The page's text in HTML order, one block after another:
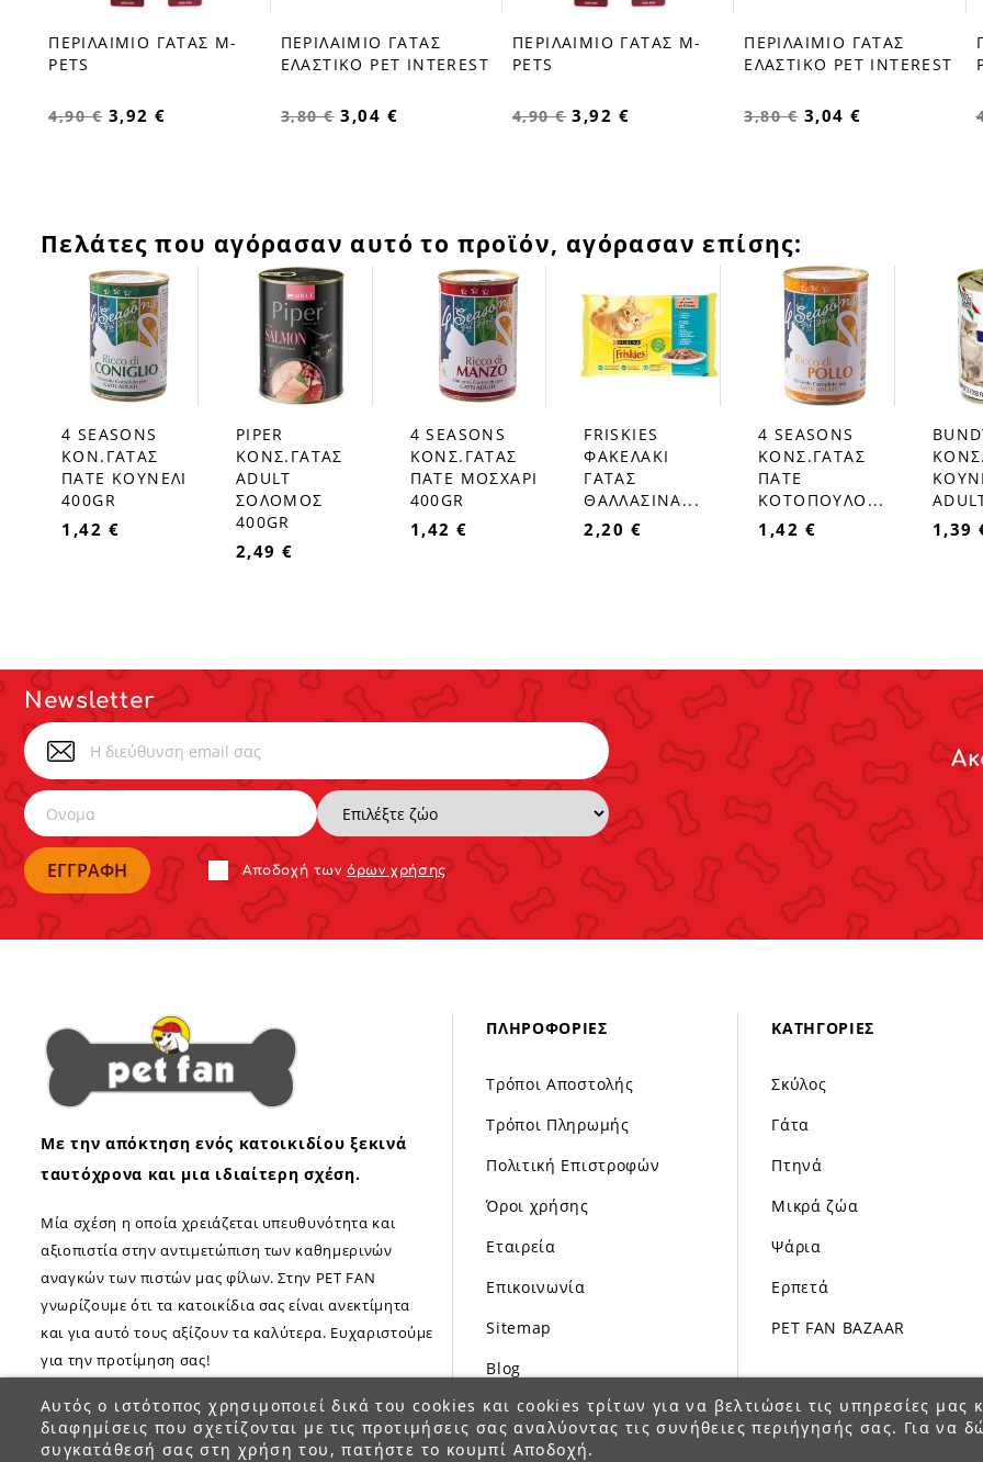
favorite_border
ΠΕΡΙΛΑΙΜΙΟ ΓΑΤΑΣ Μ-
PETS
4,90 € 3,92 €
favorite_border
ΠΕΡΙΛΑΙΜΙΟ ΓΑΤΑΣ
ΕΛΑΣΤΙΚΟ PET INTEREST
3,80 € 3,04 €
favorite_border
ΠΕΡΙΛΑΙΜΙΟ ΓΑΤΑΣ Μ-
PETS
4,90 € 3,92 €
favorite_border
ΠΕΡΙΛΑΙΜΙΟ ΓΑΤΑΣ
ΕΛΑΣΤΙΚΟ PET INTEREST
3,80 € 3,04 €
Πελάτες που αγόρασαν αυτό το προϊόν, αγόρασαν επίσης:
favorite_border
4 SEASONS
ΚΟΝ.ΓΑΤΑΣ
ΠΑΤΕ ΚΟΥΝΕΛΙ
400GR
1,42 €
favorite_border
PIPER
ΚΟΝΣ.ΓΑΤΑΣ
ADULT
ΣΟΛΟΜΟΣ
400GR
2,49 €
favorite_border
4 SEASONS
ΚΟΝΣ.ΓΑΤΑΣ
ΠΑΤΕ ΜΟΣΧΑΡΙ
400GR
1,42 €
favorite_border
FRISKIES
ΦΑΚΕΛΑΚΙ
ΓΑΤΑΣ
ΘΑΛΛΑΣΙΝΑ...
2,20 €
favorite_border
4 SEASONS
ΚΟΝΣ.ΓΑΤΑΣ
ΠΑΤΕ
ΚΟΤΟΠΟΥΛΟ...
1,42 €
favorite_border
1,39
Newsletter
Αποδoχή τωνόρων χρήσης
Με την απόκτηση ενός κατοικιδίου ξεκινά
ταυτόχρονα και μια ιδιαίτερη σχέση.
Μία σχέση η οποία χρειάζεται υπευθυνότητα και
αξιοπιστία στην αντιμετώπιση των καθημερινών
αναγκών των πιστών μας φίλων. Στην PET FAN
γνωρίζουμε ότι τα κατοικίδια σας είναι ανεκτίμητα
και για αυτό τους αξίζουν τα καλύτερα. Ευχαριστούμε
για την προτίμηση σας!
ΠΛΗΡΟΦΟΡΊΕΣ
Τρόποι Αποστολής
Τρόποι Πληρωμής
Πολιτική Επιστροφών
Όροι χρήσης
Εταιρεία
Επικοινωνία
Sitemap
Blog
ΚΑΤΗΓΟΡΊΕΣ
Σκύλος
Γάτα
Πτηνά
Μικρά ζώα
Ψάρια
Ερπετά
PET FAN BAZAAR
Αυτός ο ιστότοπος χρησιμοποιεί δικά του cookies και cookies τρίτων για να βελτιώσει τις υπηρεσίες μας
διαφημίσεις που σχετίζονται με τις προτιμήσεις σας αναλύοντας τις συνήθειες περιήγησής σας. Για να
συγκατάθεσή σας στη χρήση του, πατήστε το κουμπί Αποδοχή.